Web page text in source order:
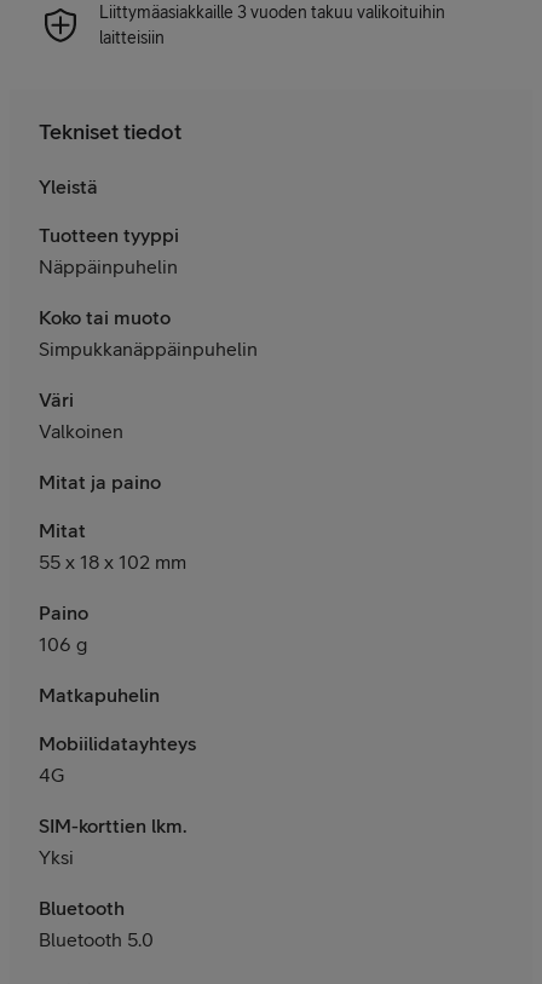
Liittymäasiakkaille 3 vuoden takuu valikoituihin
laitteisiin
Tekniset tiedot
Yleistä
Tuotteen tyyppi
Näppäinpuhelin
Koko tai muoto
Simpukkanäppäinpuhelin
Väri
Valkoinen
Mitat ja paino
Mitat
55 x 18 x 102 mm
Paino
106 g
Matkapuhelin
Mobiilidatayhteys
4G
SIM-korttien lkm.
Yksi
Bluetooth
Bluetooth 5.0